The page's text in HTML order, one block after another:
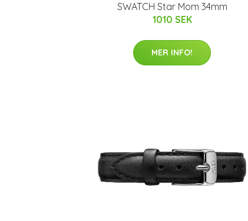
SWATCH Star Mom 34mm
1010 SEK
MER INFO!